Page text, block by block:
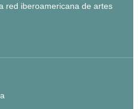
red iberoamericana de artes